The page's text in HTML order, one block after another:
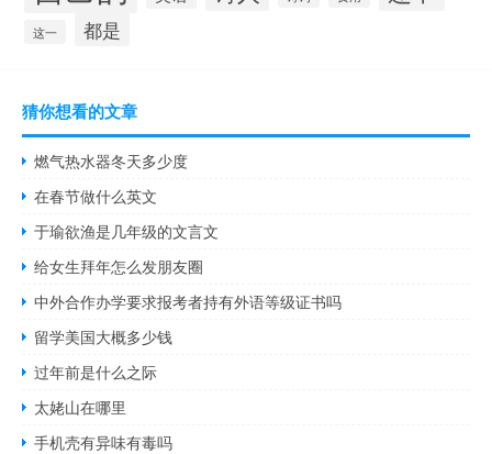
这一 都是
猜你想看的文章
燃气热水器冬天多少度
在春节做什么英文
于瑜欲渔是几年级的文言文
给女生拜年怎么发朋友圈
中外合作办学要求报考者持有外语等级证书吗
留学美国大概多少钱
过年前是什么之际
太姥山在哪里
手机壳有异味有毒吗